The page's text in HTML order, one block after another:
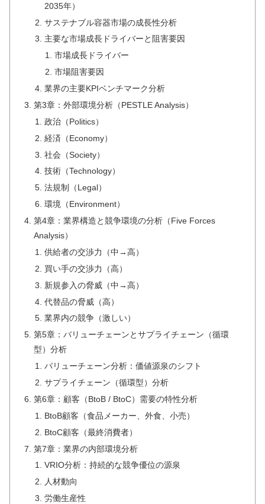
2035年）
サステナブル容器市場の成長性分析
主要な市場成長ドライバーと阻害要因
市場成長ドライバー
市場阻害要因
業界の主要KPIベンチマーク分析
第3章：外部環境分析（PESTLE Analysis）
政治（Politics）
経済（Economy）
社会（Society）
技術（Technology）
法規制（Legal）
環境（Environment）
第4章：業界構造と競争環境の分析（Five Forces
Analysis）
供給者の交渉力（中→高）
買い手の交渉力（高）
新規参入の脅威（中→高）
代替品の脅威（高）
業界内の競争（激しい）
第5章：バリューチェーンとサプライチェーン（循環
型）分析
バリューチェーン分析：価値源泉のシフト
サプライチェーン（循環型）分析
第6章：顧客（BtoB / BtoC）需要の特性分析
BtoB顧客（食品メーカー、外食、小売）
BtoC顧客（最終消費者）
第7章：業界の内部環境分析
VRIO分析：持続的な競争優位の源泉
人材動向
労働生産性